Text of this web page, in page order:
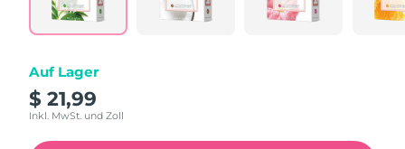
Auf Lager
$ 21,99
Inkl. MwSt. und Zoll
Litauen Erwartete Lieferung 8/10/26
Sonderverwaltungsregion
Macau